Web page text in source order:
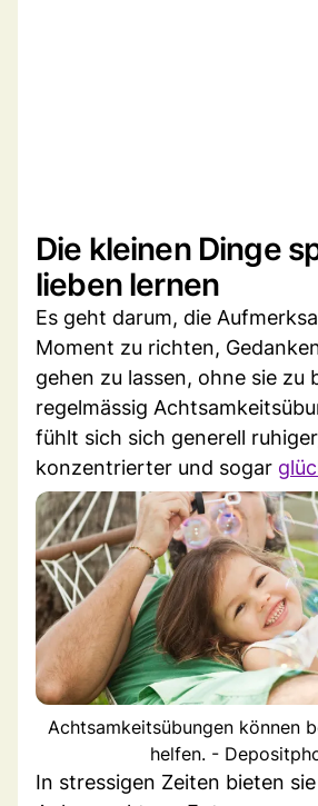
Die kleinen Dinge
lieben lernen
Es geht darum, die
Moment zu richten,
gehen zu lassen, ohne sie zu
regelmässig
fühlt sich sich generell
konzentrierter und sogar
Achtsamkeitsübungen können
helfen. -
In stressigen Zeiten bieten